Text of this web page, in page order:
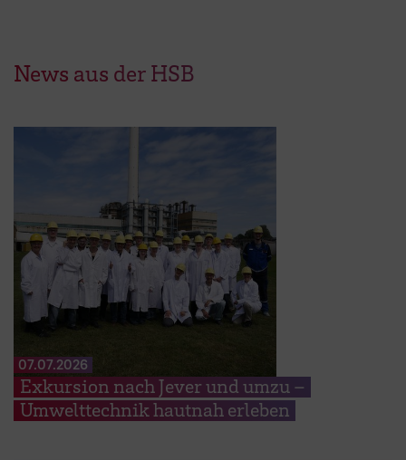
News aus der HSB
07.07.2026
Exkursion nach Jever und umzu –
Umwelttechnik hautnah erleben